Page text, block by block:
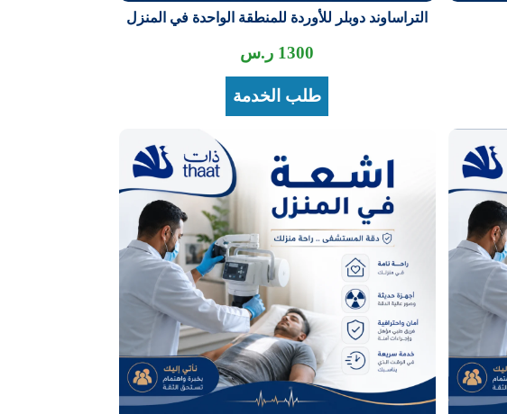
التراساوند دوبلر للأوردة للمنطقة الواحدة في المنزل
1300 ر.س
طلب الخدمة